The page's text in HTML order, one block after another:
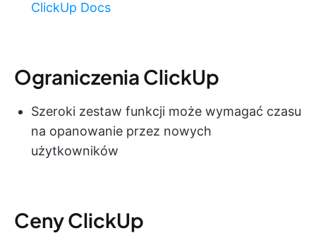
ClickUp Docs
Ograniczenia ClickUp
Szeroki zestaw funkcji może wymagać czasu
na opanowanie przez nowych
użytkowników
Ceny ClickUp